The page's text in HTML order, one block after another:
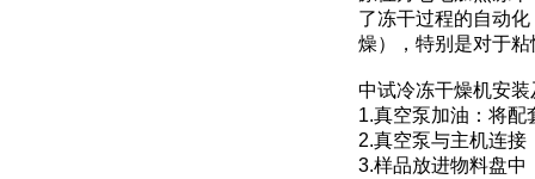
了冻干过程的自动
燥），特别是对于
中试冷冻干燥机安
1.真空泵加油：将
2.真空泵与主机连
3.样品放进物料盘中